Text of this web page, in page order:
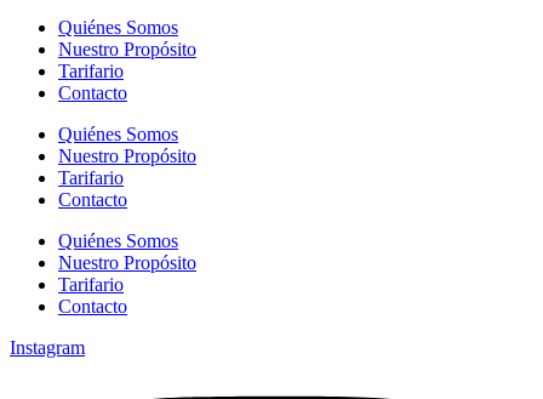
Quiénes Somos
Nuestro Propósito
Tarifario
Contacto
Quiénes Somos
Nuestro Propósito
Tarifario
Contacto
Quiénes Somos
Nuestro Propósito
Tarifario
Contacto
Instagram